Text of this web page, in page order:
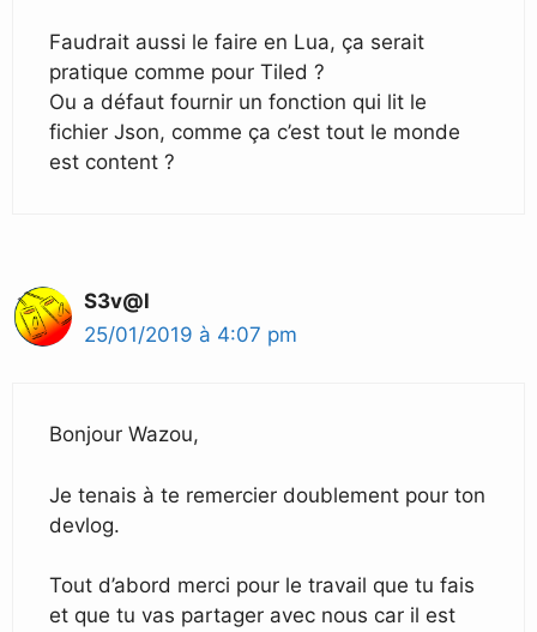
Faudrait aussi le faire en Lua, ça serait
pratique comme pour Tiled ?
Ou a défaut fournir un fonction qui lit le
fichier Json, comme ça c’est tout le monde
est content ?
S3v@l
25/01/2019 à 4:07 pm
Bonjour Wazou,
Je tenais à te remercier doublement pour ton
devlog.
Tout d’abord merci pour le travail que tu fais
et que tu vas partager avec nous car il est